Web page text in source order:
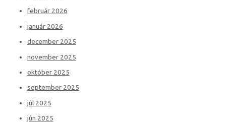
február 2026
január 2026
december 2025
november 2025
október 2025
september 2025
júl 2025
jún 2025